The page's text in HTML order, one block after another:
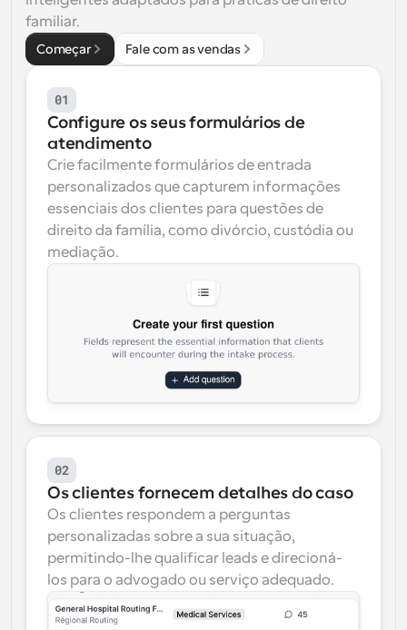
familiar.
Começar Fale com as vendas
01
Configure os seus formulários de
atendimento
Crie facilmente formulários de entrada
personalizados que capturem informações
essenciais dos clientes para questões de
direito da família, como divórcio, custódia ou
mediação.
02
Os clientes fornecem detalhes do caso
Os clientes respondem a perguntas
personalizadas sobre a sua situação,
permitindo-lhe qualificar leads e direcioná-
los para o advogado ou serviço adequado.